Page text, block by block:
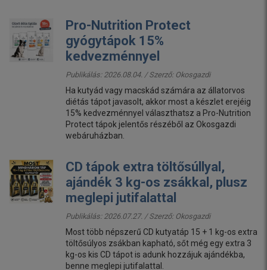
Pro-Nutrition Protect
gyógytápok 15%
kedvezménnyel
Publikálás: 2026.08.04. / Szerző: Okosgazdi
Ha kutyád vagy macskád számára az állatorvos
diétás tápot javasolt, akkor most a készlet erejéig
15% kedvezménnyel választhatsz a Pro-Nutrition
Protect tápok jelentős részéből az Okosgazdi
webáruházban.
CD tápok extra töltősúllyal,
ajándék 3 kg-os zsákkal, plusz
meglepi jutifalattal
Publikálás: 2026.07.27. / Szerző: Okosgazdi
Most több népszerű CD kutyatáp 15 + 1 kg-os extra
töltősúlyos zsákban kapható, sőt még egy extra 3
kg-os kis CD tápot is adunk hozzájuk ajándékba,
benne meglepi jutifalattal.